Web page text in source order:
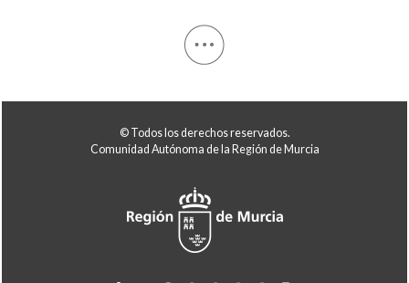
© Todos los derechos reservados.
Comunidad Autónoma de la Región de Murcia